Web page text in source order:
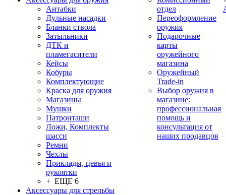
Антабки
Дульные насадки
Бланки ствола
Затыльники
ДТК и
пламегасители
Кейсы
Кобуры
Комплектующие
Краска для оружия
Магазины
Мушки
Патронташи
Ложи, Комплекты
шасси
Ремни
Чехлы
Приклады, цевья и
рукоятки
+ ЕЩЕ 6
Аксессуары для стрельбы
отдел
Переоформление
оружия
Подарочные
карты
оружейного
магазина
Оружейный
Trade-in
Выбор оружия в
магазине:
профессиональная
помощь и
консультация от
наших продавцов